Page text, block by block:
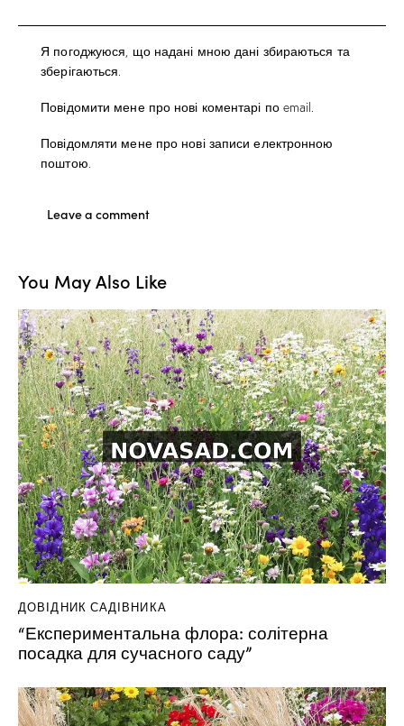
Я погоджуюся, що надані мною дані збираються та
зберігаються.
Повідомити мене про нові коментарі по email.
Повідомляти мене про нові записи електронною
поштою.
You May Also Like
ДОВІДНИК САДІВНИКА
“Експериментальна флора: солітерна
посадка для сучасного саду”